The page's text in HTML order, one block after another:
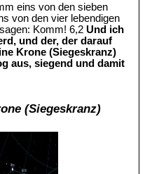
eins von den sieben
von den vier lebendigen
Komm! 6,2Und ich
und der, der darauf
Krone (Siegeskranz)
aus, siegend und damit
(Siegeskranz)